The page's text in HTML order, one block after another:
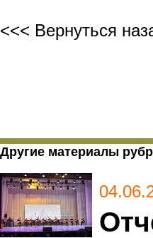
<<< Вернуться
Другие материалы